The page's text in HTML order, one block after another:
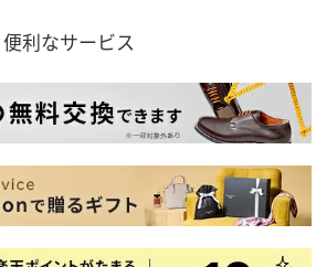
便利なサービス